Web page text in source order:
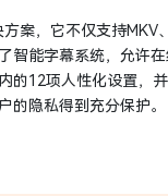
案，它不仅支持MKV
智能字幕系统，允许
的12项人性化设置，
的隐私得到充分保护。